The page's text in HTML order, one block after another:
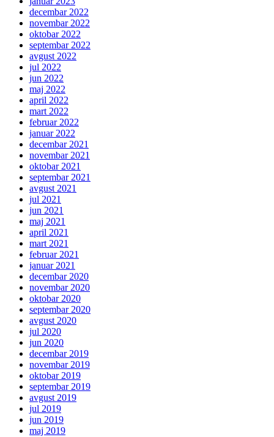
decembar 2022
novembar 2022
oktobar 2022
septembar 2022
avgust 2022
jul 2022
jun 2022
maj 2022
april 2022
mart 2022
februar 2022
januar 2022
decembar 2021
novembar 2021
oktobar 2021
septembar 2021
avgust 2021
jul 2021
jun 2021
maj 2021
april 2021
mart 2021
februar 2021
januar 2021
decembar 2020
novembar 2020
oktobar 2020
septembar 2020
avgust 2020
jul 2020
jun 2020
decembar 2019
novembar 2019
oktobar 2019
septembar 2019
avgust 2019
jul 2019
jun 2019
maj 2019